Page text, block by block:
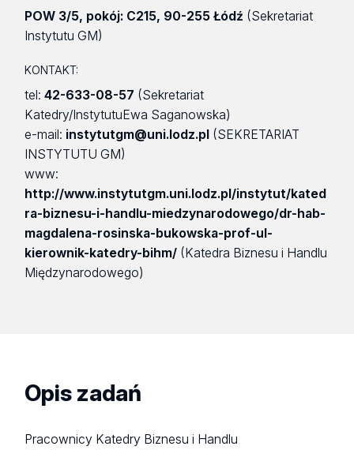
POW 3/5, pokój: C215, 90-255 Łódź (Sekretariat
Instytutu GM)
KONTAKT:
tel:42-633-08-57 (Sekretariat
Katedry/InstytutuEwa Saganowska)
e-mail: instytutgm@uni.lodz.pl (SEKRETARIAT
INSTYTUTU GM)
www:
http://www.instytutgm.uni.lodz.pl/instytut/kated
ra-biznesu-i-handlu-miedzynarodowego/dr-hab-
magdalena-rosinska-bukowska-prof-ul-
kierownik-katedry-bihm/ (Katedra Biznesu i Handlu
Międzynarodowego)
Opis zadań
Pracownicy Katedry Biznesu i Handlu